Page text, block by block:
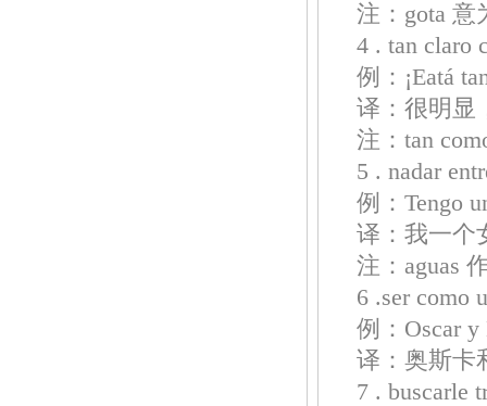
注：gota 意
4 . tan claro
例：¡Eatá
译：很明显
注：tan
5 . nadar
例：Tengo
译：我一个
注：aguas
6 .ser como
例：Oscar y
译：奥斯
7 . buscarle